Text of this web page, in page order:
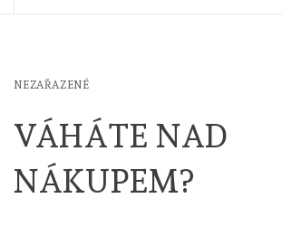
NEZAŘAZENÉ
VÁHÁTE NAD
NÁKUPEM?